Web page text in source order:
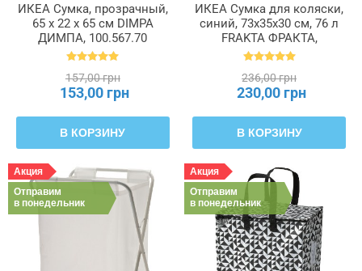
Максимальная
нагрузка
Форма
ИКЕА Сумка, прозрачный,
65 x 22 x 65 см DIMPA
ДИМПА, 100.567.70
157,00 грн
153,00 грн
В КОРЗИНУ
ИКЕА Сумка для коляски,
синий, 73x35x30 см, 76 л
FRAKTA ФРАКТА,
901.491.48
236,00 грн
230,00 грн
В КОРЗИНУ
Акция
Отправим
в понедельник
Акция
Отправим
в понедельник